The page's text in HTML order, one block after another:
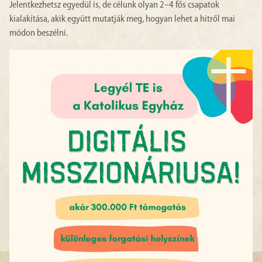
Jelentkezhetsz egyedül is, de célunk olyan 2–4 fős csapatok
kialakítása, akik együtt mutatják meg, hogyan lehet a hitről mai
módon beszélni.